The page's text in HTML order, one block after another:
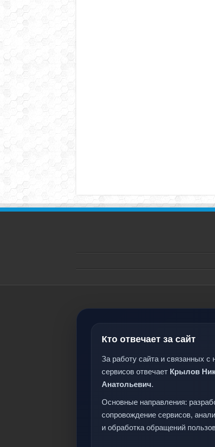
Кто отвечает за сайт
За работу сайта и связанных с
сервисов отвечает Крылов
Анатольевич.
Основные направления:
сопровождение сервисов,
и обработка обращений